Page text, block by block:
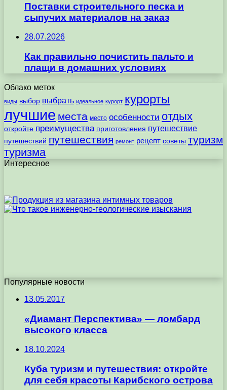
Поставки строительного песка и
сыпучих материалов на заказ
28.07.2026
Как правильно почистить пальто и
плащи в домашних условиях
Облако меток
виды выбор выбрать идеальное курорт курорты
лучшие места место особенности отдых
откройте преимущества приготовления путешествие
путешествий путешествия ремонт рецепт советы туризм
туризма
Интересное
Популярные новости
13.05.2017
«Диамант Перспектива» — ломбард
высокого класса
18.10.2024
Куба туризм и путешествия: откройте
для себя красоты Карибского острова